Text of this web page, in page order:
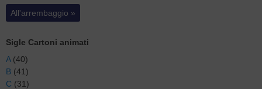
All'arrembaggio »
Sigle Cartoni animati
A(40)
B (41)
C (31)